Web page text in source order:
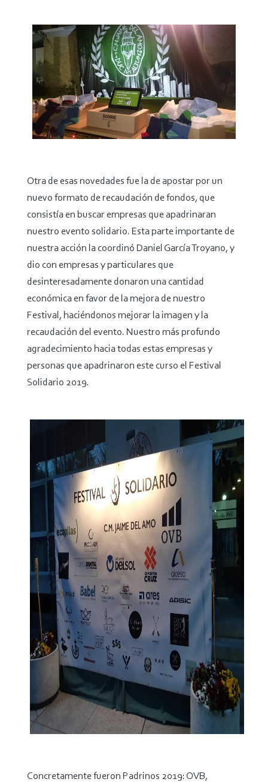
Otra de esas novedades fue la de apostar por un
nuevo formato de recaudación de fondos, que
consistía en buscar empresas que apadrinaran
nuestro evento solidario. Esta parte importante de
nuestra acción la coordinó Daniel García Troyano, y
dio con empresas y particulares que
desinteresadamente donaron una cantidad
económica en favor de la mejora de nuestro
Festival, haciéndonos mejorar la imagen y la
recaudación del evento. Nuestro más profundo
agradecimiento hacia todas estas empresas y
personas que apadrinaron este curso el Festival
Solidario 2019.
Concretamente fueron Padrinos 2019: OVB,